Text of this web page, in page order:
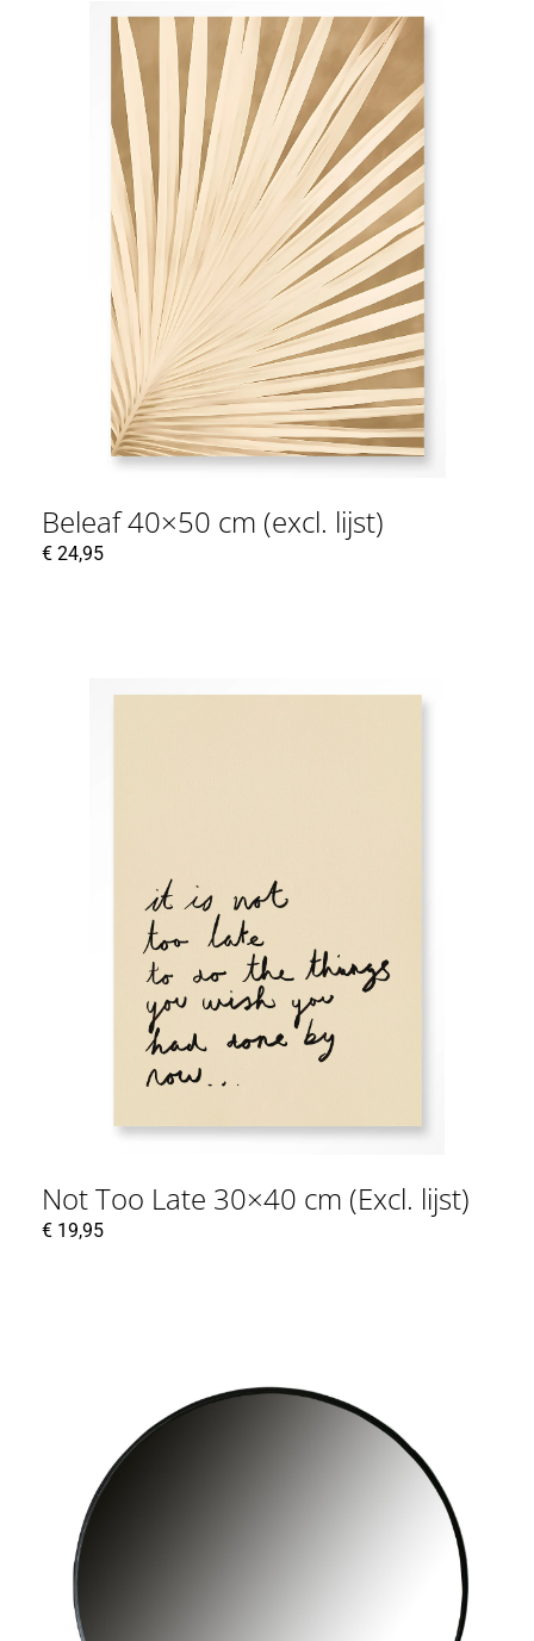
Beleaf 40×50 cm (excl. lijst)
€ 24,95
Not Too Late 30×40 cm (Excl. lijst)
€ 19,95